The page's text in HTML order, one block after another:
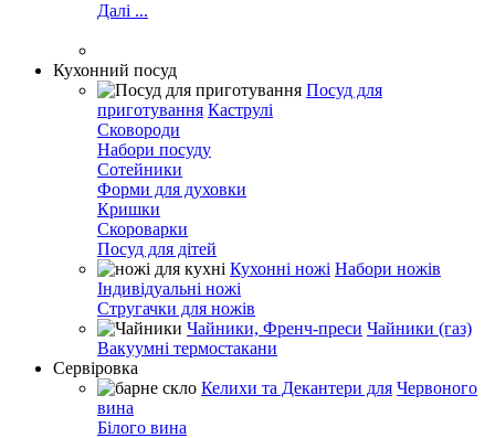
Далі ...
Кухонний посуд
Посуд для
приготування Каструлі
Сковороди
Набори посуду
Сотейники
Форми для духовки
Кришки
Скороварки
Посуд для дітей
Кухонні ножі Набори ножів
Індивідуальні ножі
Стругачки для ножів
Чайники, Френч-преси Чайники (газ)
Вакуумні термостакани
Сервіровка
Келихи та Декантери для Червоного
вина
Білого вина